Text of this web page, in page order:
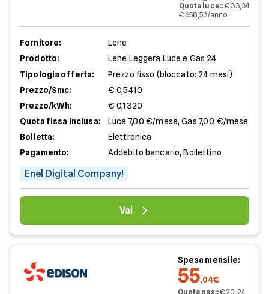
Quota luce::€ 33,34
€ 658,53/anno
Fornitore:
Lene
Prodotto:
Lene Leggera Luce e Gas 24
Tipologia offerta:
Prezzo fisso (bloccato: 24 mesi)
Prezzo/Smc:
€ 0,5410
Prezzo/kWh:
€ 0,1320
Quota fissa inclusa:
Luce 7,00 €/mese, Gas 7,00 €/mese
Bolletta:
Elettronica
Pagamento:
Addebito bancario, Bollettino
Enel Digital Company!
Vai
Spesa mensile:
55,04€
Quota gas::€ 20,24